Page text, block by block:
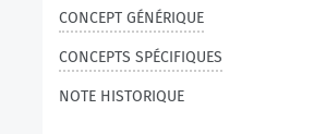
CONCEPT GÉNÉRIQUE
CONCEPTS SPÉCIFIQUES
NOTE HISTORIQUE